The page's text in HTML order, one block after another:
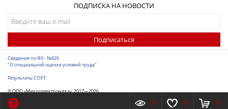
ПОДПИСКА НА НОВОСТИ
Подписаться
Сведения по ФЗ - №426
"О специальной оценке условий труда"
Результаты СОУТ
© ООО «Микроэлектроника», 2017—2026
Разработка сайта
0 0 0